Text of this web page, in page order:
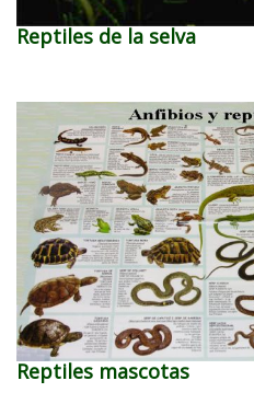
Reptiles de la selva
Reptiles mascotas